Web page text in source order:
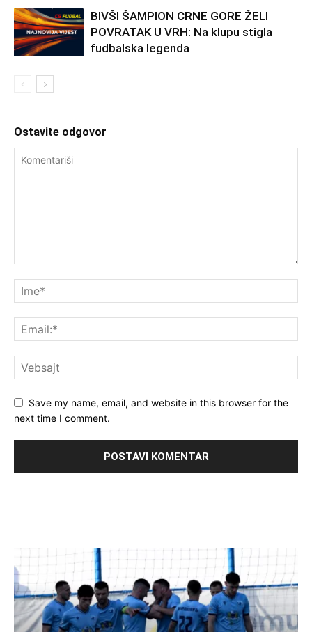
BIVŠI ŠAMPION CRNE GORE ŽELI
POVRATAK U VRH: Na klupu stigla
fudbalska legenda
Ostavite odgovor
Save my name, email, and website in this browser for the
next time I comment.